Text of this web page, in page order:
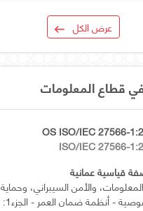
عرض الكل
قطاع المعلومات
OS ISO/IEC 27566-
ISO/IEC 27566-
قياسية عمانية
والأمن السيبراني، وحماية
- أنظمة ضمان العمر - الجزء1: الإطار